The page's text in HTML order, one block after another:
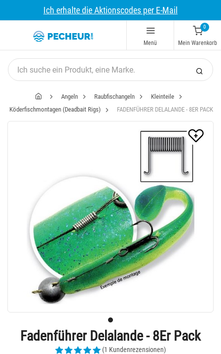
Ich erhalte die Aktionscodes per E-Mail
Menü
0
Mein Warenkorb
Angeln Raubfischangeln
Kleinteile
Köderfischmontagen (Deadbait Rigs)
FADENFÜHRER DELALANDE - 8ER PACK
Fadenführer Delalande - 8Er Pack
(1 Kundenrezensionen)